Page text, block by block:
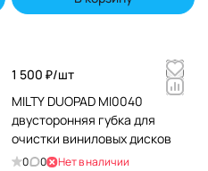
1 500 ₽/шт
MILTY DUOPAD MI0040
двусторонняя губка для
очистки виниловых дисков
0 0 Нет в наличии